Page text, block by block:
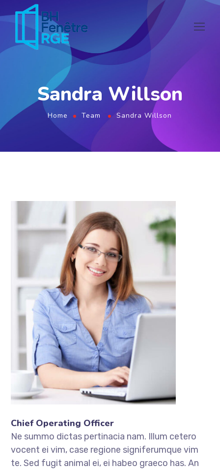
Sandra Willson
Home Team Sandra Willson
Chief Operating Officer
Ne summo dictas pertinacia nam. Illum cetero
vocent ei vim, case regione signiferumque vim
te. Sed fugit animal ei, ei habeo graeco has. An